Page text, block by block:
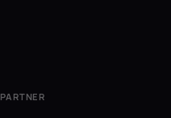
PARTNER